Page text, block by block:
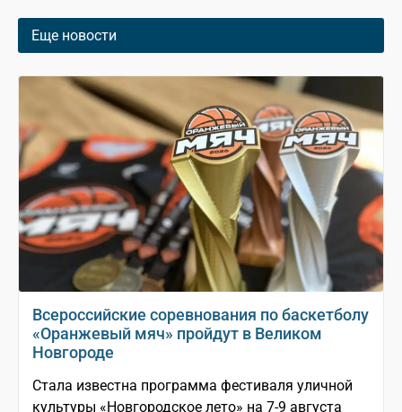
Еще новости
Всероссийские соревнования по баскетболу
«Оранжевый мяч» пройдут в Великом
Новгороде
Стала известна программа фестиваля уличной
культуры «Новгородское лето» на 7-9 августа